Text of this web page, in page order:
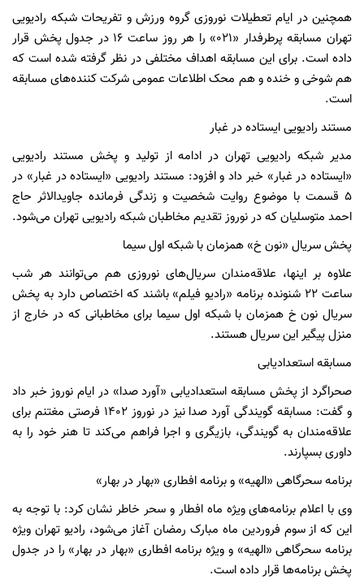
همچنین در ایام تعطیلات نوروزی گروه ورزش و تفریحات شبکه رادیویی
تهران مسابقه پرطرفدار «۰۲۱» را هر روز ساعت ۱۶ در جدول پخش قرار
داده است. برای این مسابقه اهداف مختلفی در نظر گرفته شده است که
هم شوخی و خنده و هم محک اطلاعات عمومی شرکت کننده‌های مسابقه
است.
مستند رادیویی ایستاده در غبار
مدیر شبکه رادیویی تهران در ادامه از تولید و پخش مستند رادیویی
«ایستاده در غبار» خبر داد و افزود: مستند رادیویی «ایستاده در غبار» در
۵ قسمت با موضوع روایت شخصیت و زندگی فرمانده جاویدالاثر حاج
احمد متوسلیان که در نوروز تقدیم مخاطبان شبکه رادیویی تهران می‌شود.
پخش سریال «نون خ» همزمان با شبکه اول سیما
علاوه بر اینها، علاقه‌مندان سریال‌های نوروزی هم می‌توانند هر شب
ساعت ۲۲ شنونده برنامه «رادیو فیلم» باشند که اختصاص دارد به پخش
سریال نون خ همزمان با شبکه اول سیما برای مخاطبانی که در خارج از
منزل پیگیر این سریال هستند.
مسابقه استعدادیابی
صحراگرد از پخش مسابقه استعدادیابی «آورد صدا» در ایام نوروز خبر داد
و گفت: مسابقه گویندگی آورد صدا نیز در نوروز ۱۴۰۲ فرصتی مغتنم برای
علاقه‌مندان به گویندگی، بازیگری و اجرا فراهم می‌کند تا هنر خود را به
داوری بسپارند.
برنامه سحرگاهی «الهیه» و برنامه افطاری «بهار در بهار»
وی با اعلام برنامه‌های ویژه ماه افطار و سحر خاطر نشان کرد: با توجه به
این که از سوم فروردین ماه مبارک رمضان آغاز می‌شود، رادیو تهران ویژه
برنامه سحرگاهی «الهیه» و ویژه برنامه افطاری «بهار در بهار» را در جدول
پخش برنامه‌ها قرار داده است.